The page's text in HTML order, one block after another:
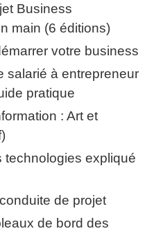
Business
main (6 éditions)
votre business
salarié à entrepreneur
pratique
: Art et
technologies expliqué
de projet
de bord des